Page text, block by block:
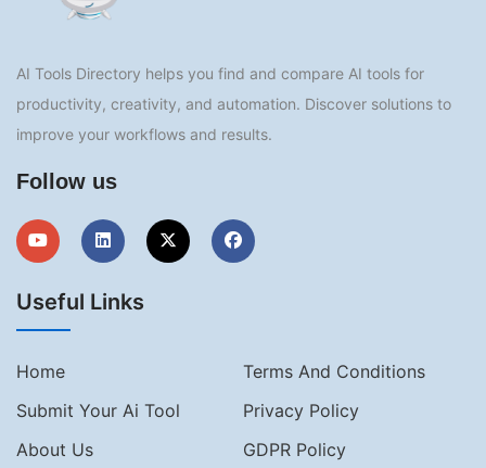
AI Tools Directory helps you find and compare AI tools for
productivity, creativity, and automation. Discover solutions to
improve your workflows and results.
Follow us
Useful Links
Home
Terms And Conditions
Submit Your Ai Tool
Privacy Policy
About Us
GDPR Policy